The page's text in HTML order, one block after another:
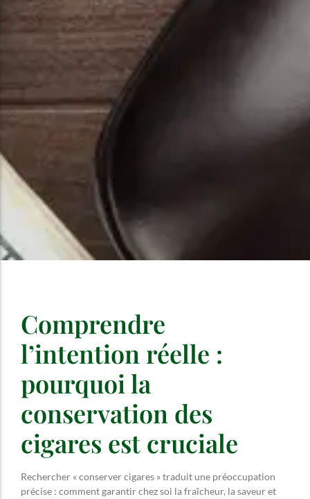
Comprendre
l’intention réelle :
pourquoi la
conservation des
cigares est cruciale
Rechercher « conserver cigares » traduit une préoccupation
précise : comment garantir chez soi la fraîcheur, la saveur et